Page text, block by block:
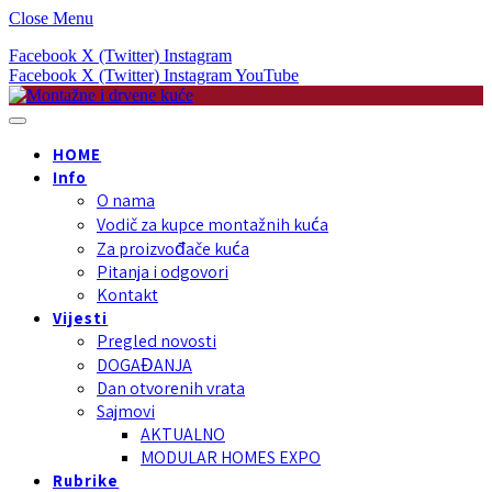
Close Menu
Facebook X (Twitter) Instagram
Facebook X (Twitter) InstagramYouTube
HOME
Info
O nama
Vodič za kupce montažnih kuća
Za proizvođače kuća
Pitanja i odgovori
Kontakt
Vijesti
Pregled novosti
DOGAĐANJA
Dan otvorenih vrata
Sajmovi
AKTUALNO
MODULAR HOMES EXPO
Rubrike